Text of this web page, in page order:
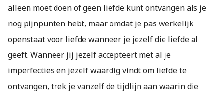
alleen moet doen of geen liefde kunt ontvangen als je
nog pijnpunten hebt, maar omdat je pas werkelijk
openstaat voor liefde wanneer je jezelf die liefde al
geeft. Wanneer jij jezelf accepteert met al je
imperfecties en jezelf waardig vindt om liefde te
ontvangen, trek je vanzelf de tijdlijn aan waarin die